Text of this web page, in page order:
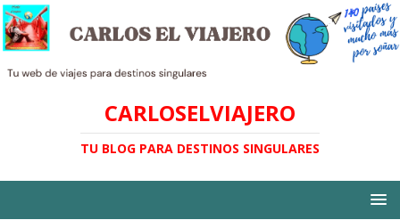
CARLOSELVIAJERO
TU BLOG PARA DESTINOS SINGULARES